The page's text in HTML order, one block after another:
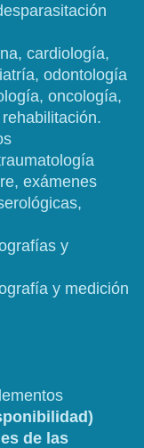
cardiología,
odontología
oncología,
exámenes
y
y medición
de las